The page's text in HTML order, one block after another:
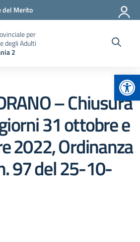
del Merito
per
degli Adulti
2
– Chiusura
31 ottobre e
2022, Ordinanza
97 del 25-10-